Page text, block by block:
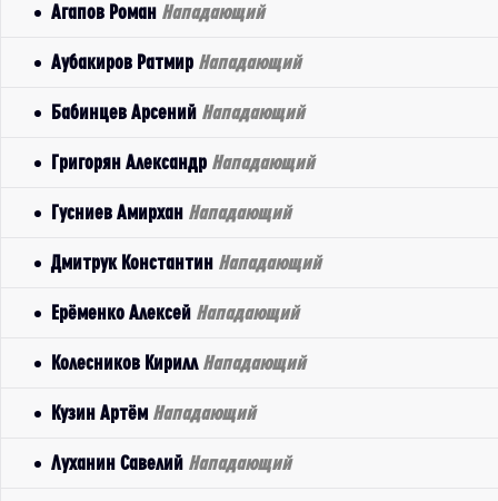
Агапов Роман Нападающий
Аубакиров Ратмир Нападающий
Бабинцев Арсений Нападающий
Григорян Александр Нападающий
Гусниев Амирхан Нападающий
Дмитрук Константин Нападающий
Ерёменко Алексей Нападающий
Колесников Кирилл Нападающий
Кузин Артём Нападающий
Луханин Савелий Нападающий